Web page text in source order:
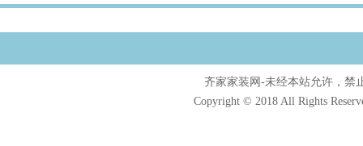
齐家家装网-未经本站允许，禁
Copyright © 2018 All Rights